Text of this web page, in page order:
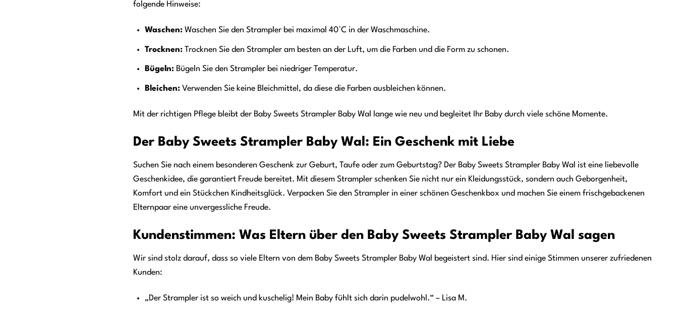
folgende Hinweise:
Waschen: Waschen Sie den Strampler bei maximal 40°C in der Waschmaschine.
Trocknen: Trocknen Sie den Strampler am besten an der Luft, um die Farben und die Form zu schonen.
Bügeln: Bügeln Sie den Strampler bei niedriger Temperatur.
Bleichen: Verwenden Sie keine Bleichmittel, da diese die Farben ausbleichen können.
Mit der richtigen Pflege bleibt der Baby Sweets Strampler Baby Wal lange wie neu und begleitet Ihr Baby durch viele schöne Momente.
Der Baby Sweets Strampler Baby Wal: Ein Geschenk mit Liebe
Suchen Sie nach einem besonderen Geschenk zur Geburt, Taufe oder zum Geburtstag? Der Baby Sweets Strampler Baby Wal ist eine liebevolle
Geschenkidee, die garantiert Freude bereitet. Mit diesem Strampler schenken Sie nicht nur ein Kleidungsstück, sondern auch Geborgenheit,
Komfort und ein Stückchen Kindheitsglück. Verpacken Sie den Strampler in einer schönen Geschenkbox und machen Sie einem frischgebackenen
Elternpaar eine unvergessliche Freude.
Kundenstimmen: Was Eltern über den Baby Sweets Strampler Baby Wal sagen
Wir sind stolz darauf, dass so viele Eltern von dem Baby Sweets Strampler Baby Wal begeistert sind. Hier sind einige Stimmen unserer zufriedenen
Kunden:
„Der Strampler ist so weich und kuschelig! Mein Baby fühlt sich darin pudelwohl.“ – Lisa M.